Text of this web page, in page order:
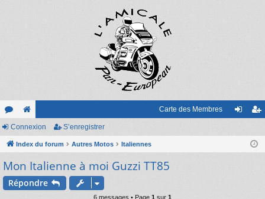
or
u
m
e
sit
e
Carte des Membres
nr
Connexion S’enregistrer
Index du forum Autres Motos Italiennes
Mon Italienne à moi Guzzi TT85
Répondre
6 messages • Page 1 sur 1